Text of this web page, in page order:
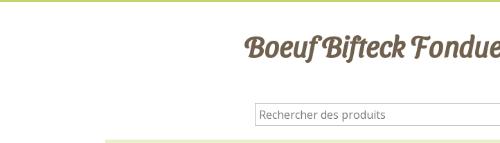
Boeuf Bifteck